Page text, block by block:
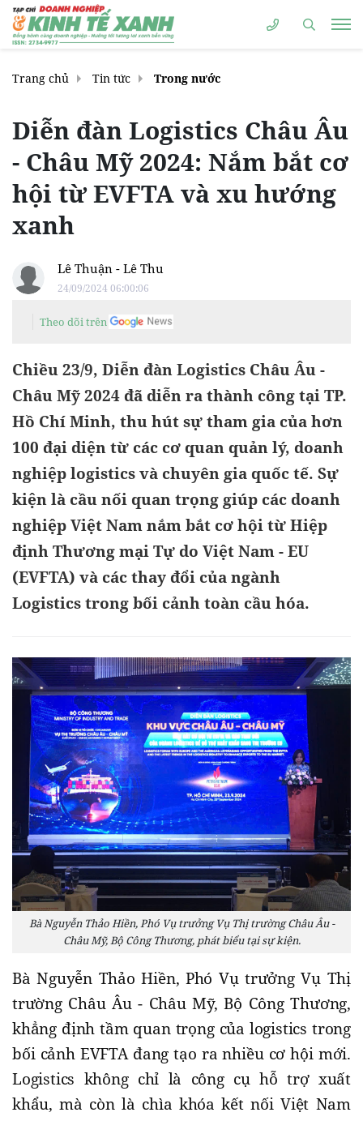
Trang chủ Tin tức Trong nước
Diễn đàn Logistics Châu Âu
- Châu Mỹ 2024: Nắm bắt cơ
hội từ EVFTA và xu hướng
xanh
Lê Thuận - Lê Thu
24/09/2024 06:00:06
Theo dõi trên
Chiều 23/9, Diễn đàn Logistics Châu Âu -
Châu Mỹ 2024 đã diễn ra thành công tại TP.
Hồ Chí Minh, thu hút sự tham gia của hơn
100 đại diện từ các cơ quan quản lý, doanh
nghiệp logistics và chuyên gia quốc tế. Sự
kiện là cầu nối quan trọng giúp các doanh
nghiệp Việt Nam nắm bắt cơ hội từ Hiệp
định Thương mại Tự do Việt Nam - EU
(EVFTA) và các thay đổi của ngành
Logistics trong bối cảnh toàn cầu hóa.
Bà Nguyễn Thảo Hiền, Phó Vụ trưởng Vụ Thị trường Châu Âu -
Châu Mỹ, Bộ Công Thương, phát biểu tại sự kiện.
Bà Nguyễn Thảo Hiền, Phó Vụ trưởng Vụ Thị
trường Châu Âu - Châu Mỹ, Bộ Công Thương,
khẳng định tầm quan trọng của logistics trong
bối cảnh EVFTA đang tạo ra nhiều cơ hội mới.
Logistics không chỉ là công cụ hỗ trợ xuất
khẩu, mà còn là chìa khóa kết nối Việt Nam